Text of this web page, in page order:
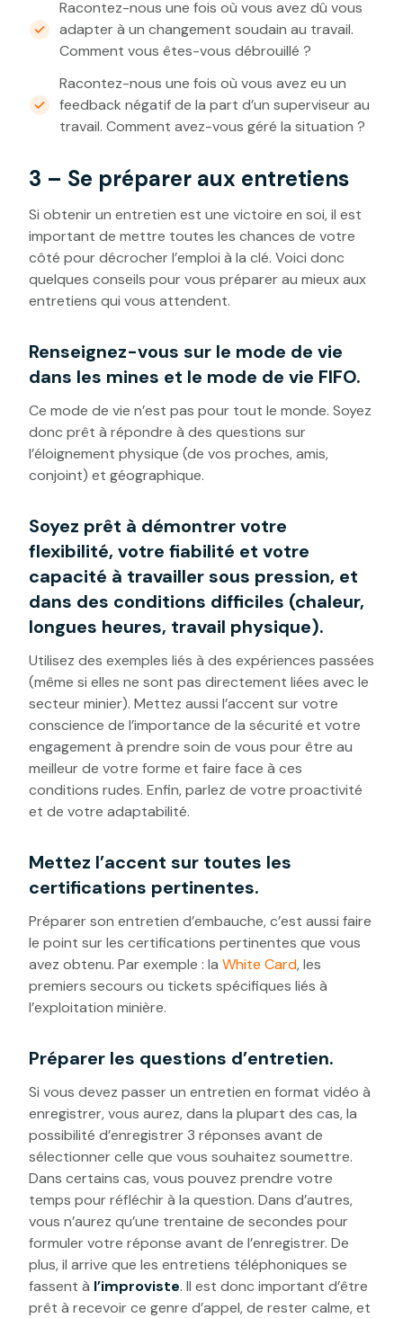
Racontez-nous une fois où vous avez dû vous
adapter à un changement soudain au travail.
Comment vous êtes-vous débrouillé ?
Racontez-nous une fois où vous avez eu un
feedback négatif de la part d’un superviseur au
travail. Comment avez-vous géré la situation ?
3 – Se préparer aux entretiens
Si obtenir un entretien est une victoire en soi, il est
important de mettre toutes les chances de votre
côté pour décrocher l’emploi à la clé. Voici donc
quelques conseils pour vous préparer au mieux aux
entretiens qui vous attendent.
Renseignez-vous sur le mode de vie
dans les mines et le mode de vie FIFO.
Ce mode de vie n’est pas pour tout le monde. Soyez
donc prêt à répondre à des questions sur
l’éloignement physique (de vos proches, amis,
conjoint) et géographique.
Soyez prêt à démontrer votre
flexibilité, votre fiabilité et votre
capacité à travailler sous pression, et
dans des conditions difficiles (chaleur,
longues heures, travail physique).
Utilisez des exemples liés à des expériences passées
(même si elles ne sont pas directement liées avec le
secteur minier). Mettez aussi l’accent sur votre
conscience de l’importance de la sécurité et votre
engagement à prendre soin de vous pour être au
meilleur de votre forme et faire face à ces
conditions rudes. Enfin, parlez de votre proactivité
et de votre adaptabilité.
Mettez l’accent sur toutes les
certifications pertinentes.
Préparer son entretien d’embauche, c’est aussi faire
le point sur les certifications pertinentes que vous
avez obtenu. Par exemple : la White Card, les
premiers secours ou tickets spécifiques liés à
l’exploitation minière.
Préparer les questions d’entretien.
Si vous devez passer un entretien en format vidéo à
enregistrer, vous aurez, dans la plupart des cas, la
possibilité d’enregistrer 3 réponses avant de
sélectionner celle que vous souhaitez soumettre.
Dans certains cas, vous pouvez prendre votre
temps pour réfléchir à la question. Dans d’autres,
vous n’aurez qu’une trentaine de secondes pour
formuler votre réponse avant de l’enregistrer. De
plus, il arrive que les entretiens téléphoniques se
fassent à l’improviste. Il est donc important d’être
prêt à recevoir ce genre d’appel, de rester calme, et